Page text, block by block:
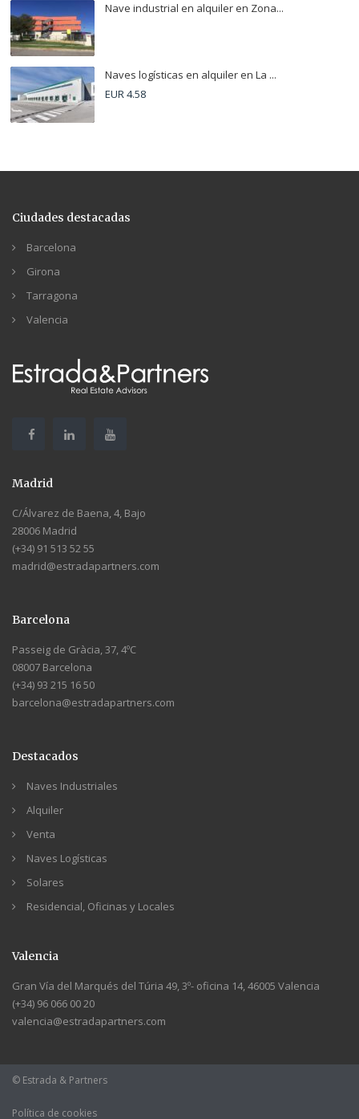
Nave industrial en alquiler en Zona...
Naves logísticas en alquiler en La ...
EUR 4.58
Ciudades destacadas
Barcelona
Girona
Tarragona
Valencia
Madrid
C/Álvarez de Baena, 4, Bajo
28006 Madrid
(+34) 91 513 52 55
madrid@estradapartners.com
Barcelona
Passeig de Gràcia, 37, 4ºC
08007 Barcelona
(+34) 93 215 16 50
barcelona@estradapartners.com
Destacados
Naves Industriales
Alquiler
Venta
Naves Logísticas
Solares
Residencial, Oficinas y Locales
Valencia
Gran Vía del Marqués del Túria 49, 3º- oficina 14, 46005 Valencia
(+34) 96 066 00 20
valencia@estradapartners.com
© Estrada & Partners
Política de cookies